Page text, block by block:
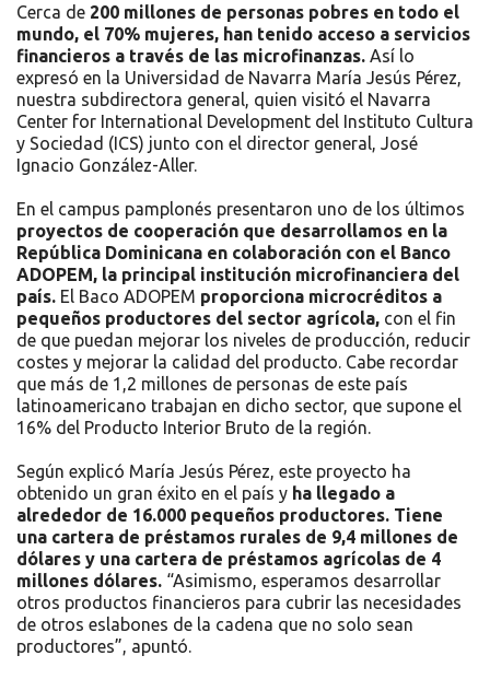
Cerca de 200 millones de personas pobres en todo el
mundo, el 70% mujeres, han tenido acceso a servicios
financieros a través de las microfinanzas. Así lo
expresó en la Universidad de Navarra María Jesús Pérez,
nuestra subdirectora general, quien visitó el Navarra
Center for International Development del Instituto Cultura
y Sociedad (ICS) junto con el director general, José
Ignacio González-Aller.
En el campus pamplonés presentaron uno de los últimos
proyectos de cooperación que desarrollamos en la
República Dominicana en colaboración con el Banco
ADOPEM, la principal institución microfinanciera del
país. El Baco ADOPEM proporciona microcréditos a
pequeños productores del sector agrícola, con el fin
de que puedan mejorar los niveles de producción, reducir
costes y mejorar la calidad del producto. Cabe recordar
que más de 1,2 millones de personas de este país
latinoamericano trabajan en dicho sector, que supone el
16% del Producto Interior Bruto de la región.
Según explicó María Jesús Pérez, este proyecto ha
obtenido un gran éxito en el país y ha llegado a
alrededor de 16.000 pequeños productores. Tiene
una cartera de préstamos rurales de 9,4 millones de
dólares y una cartera de préstamos agrícolas de 4
millones dólares. “Asimismo, esperamos desarrollar
otros productos financieros para cubrir las necesidades
de otros eslabones de la cadena que no solo sean
productores”, apuntó.